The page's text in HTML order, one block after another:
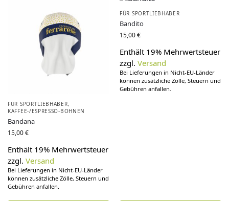
FÜR SPORTLIEBHABER,
KAFFEE-/ESPRESSO-BOHNEN
Bandana
15,00€
Enthält 19% Mehrwertsteuer
zzgl. Versand
Bei Lieferungen in Nicht-EU-Länder
können zusätzliche Zölle, Steuern und
Gebühren anfallen.
FÜR SPORTLIEBHABER
Bandito
15,00€
Enthält 19% Mehrwertsteuer
zzgl. Versand
Bei Lieferungen in Nicht-EU-Länder
können zusätzliche Zölle, Steuern und
Gebühren anfallen.